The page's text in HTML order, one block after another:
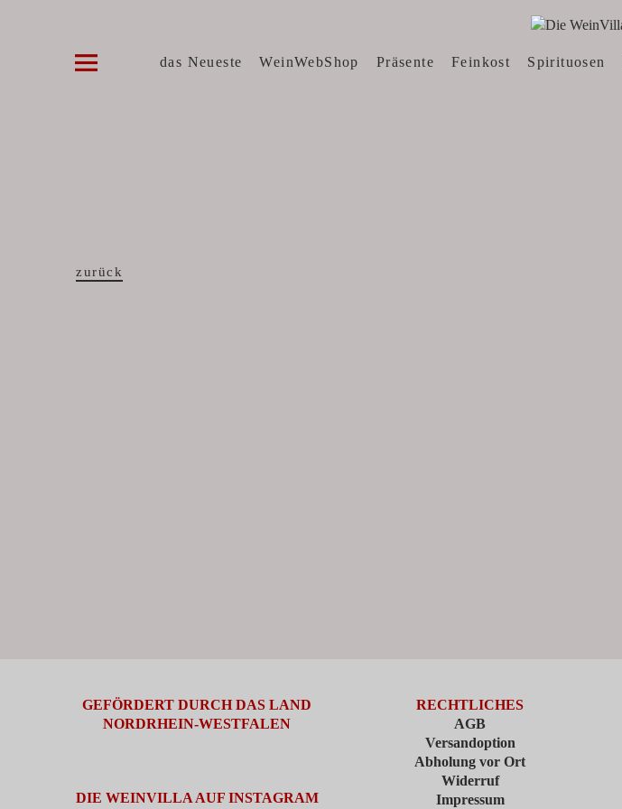
das Neueste WeinWebShop Präsente Feinkost Spirituosen
zurück
GEFÖRDERT DURCH DAS LAND
NORDRHEIN-WESTFALEN
DIE WEINVILLA AUF INSTAGRAM
RECHTLICHES
AGB
Versandoption
Abholung vor Ort
Widerruf
Impressum